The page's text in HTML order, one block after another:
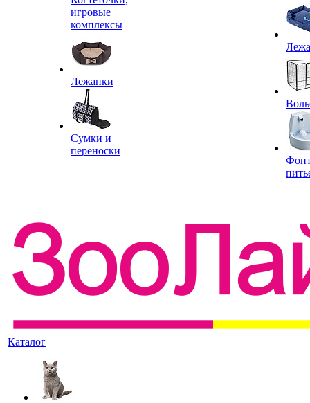
игровые
комплексы
Лежанки
Сумки и
переноски
Каталог